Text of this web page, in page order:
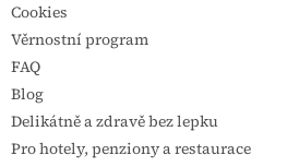
Cookies
Věrnostní program
FAQ
Blog
Delikátně a zdravě bez lepku
Pro hotely, penziony a restaurace